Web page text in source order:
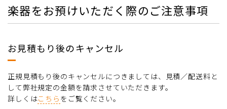
楽器をお預けいただく際のご注意事項
お見積もり後のキャンセル
正規見積もり後のキャンセルにつきましては、見積／配送料と
して弊社規定の金額を請求させていただきます。
詳しくはこちら をご覧ください。